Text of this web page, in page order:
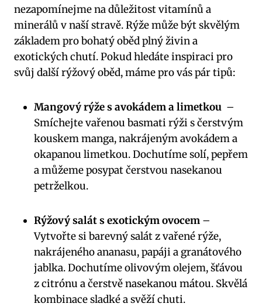
nezapomínejme na ⁢důležitost vitamínů a ​
minerálů‍ v naší stravě.‌ Rýže může‍ být skvělým
‍základem ⁣pro bohatý ​oběd ​plný živin a‍
exotických chutí. Pokud​ hledáte inspiraci⁢ pro
svůj ​další rýžový oběd, máme pro vás pár ​tipů:
Mangový ‍rýže ⁤s avokádem a limetkou ‍ –
Smíchejte vařenou basmati rýži s čerstvým‌
kouskem ⁤manga,⁢ nakrájeným avokádem a
okapanou limetkou. Dochutíme solí, pepřem
‌a můžeme posypat čerstvou nasekanou
petrželkou.
Rýžový‌ salát⁤ s⁢ exotickým ovocem –
Vytvořte‍ si barevný salát​ z vařené rýže,
nakrájeného ananasu, papáji a granátového
jablka. Dochutíme olivovým ‌olejem, šťávou
z citrónu a‍ čerstvě nasekanou mátou. Skvělá⁤
kombinace sladké ‍a svěží chuti.